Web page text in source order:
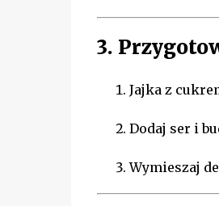
3.
Jajka z
Dodaj ser i
Wymieszaj